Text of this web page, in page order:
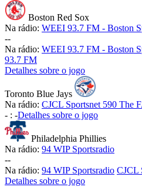
Boston Red Sox
Na rádio: WEEI 93.7 FM - Boston
--
Na rádio: WEEI 93.7 FM - Boston
93.7 FM
Detalhes sobre o jogo
Toronto Blue Jays
Na rádio: CJCL Sportsnet 590 The
- : -Detalhes sobre o jogo
Philadelphia Phillies
Na rádio: 94 WIP Sportsradio
--
Na rádio: 94 WIP Sportsradio CJCL
Detalhes sobre o jogo